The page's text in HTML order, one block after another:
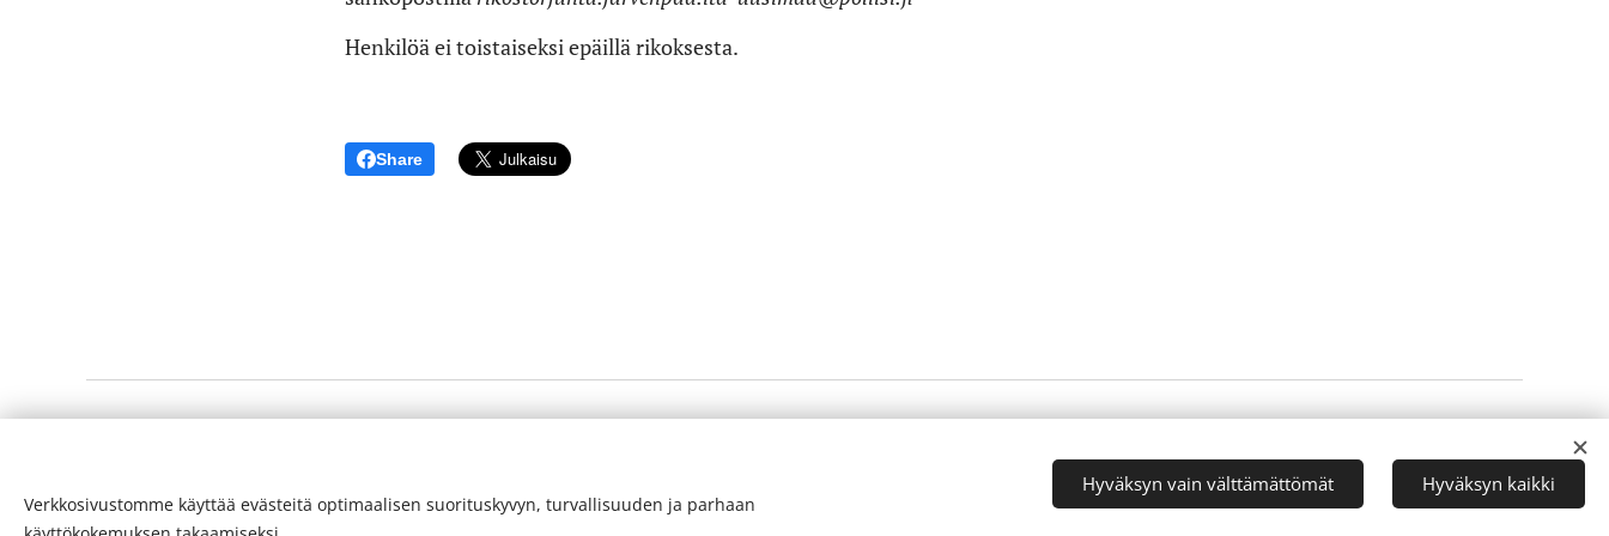
Henkilöä ei toistaiseksi epäillä rikoksesta.
Share
ISSN 2342-3439
LuotuWebnodella Evästeet
Verkkosivustomme käyttää evästeitä optimaalisen suorituskyvyn, turvallisuuden ja parhaan
Hyväksyn vain välttämättömät Hyväksyn kaikki